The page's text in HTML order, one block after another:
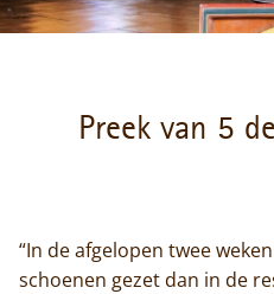
Preek van 5
“In de afgelopen twee
schoenen gezet dan in de